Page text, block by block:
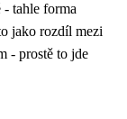
tahle forma
jako rozdíl mezi
- prostě to jde